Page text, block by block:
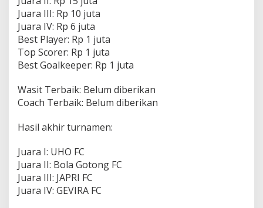
Juara III: Rp 10 juta
Juara IV: Rp 6 juta
Best Player: Rp 1 juta
Top Scorer: Rp 1 juta
Best Goalkeeper: Rp 1 juta
Wasit Terbaik: Belum diberikan
Coach Terbaik: Belum diberikan
Hasil akhir turnamen:
Juara I: UHO FC
Juara II: Bola Gotong FC
Juara III: JAPRI FC
Juara IV: GEVIRA FC